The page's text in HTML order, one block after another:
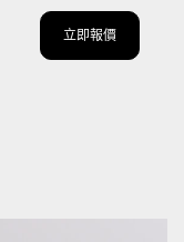
立即報價